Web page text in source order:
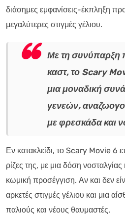
διάσημες εμφανίσεις-έκπληξη
μεγαλύτερες στιγμές γέλιου.
Με τη συνύπαρξη
καστ, το Scary
μια μοναδική
γενεών,
με φρεσκάδα και
Εν κατακλείδι, το Scary Movie 6
ρίζες της, με μια δόση
κωμική προσέγγιση. Αν και δεν
αρκετές στιγμές γέλιου και μια
παλιούς και νέους θαυμαστές.